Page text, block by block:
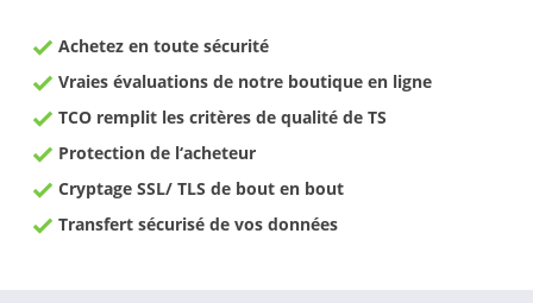
Achetez en toute sécurité
Vraies évaluations de notre boutique en ligne
TCO remplit les critères de qualité de TS
Protection de l‘acheteur
Cryptage SSL/ TLS de bout en bout
Transfert sécurisé de vos données